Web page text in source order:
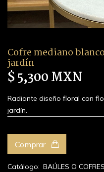
Cofre mediano
jardín
$ 5,300 MXN
Radiante diseño floral con
jardín.
Comprar
Catálogo: BAÚLES O COFRES